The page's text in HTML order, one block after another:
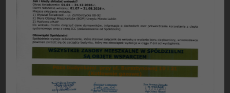
Uchwała Nr 3 / 2012
Rady Przedstawicieli Nieruchomości Osiedla
„WIDOK”
Spółdzielni Mieszkaniowej „CZUBY” w Lublinie
z dnia 20.02.2012 r.
w sprawie: dofinansowania z funduszu społeczno-
wychowawczego w 2012 roku.